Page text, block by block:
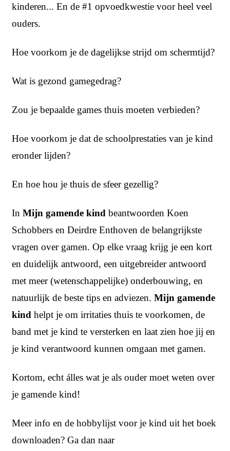
kinderen... En de #1 opvoedkwestie voor heel veel
ouders.
Hoe voorkom je de dagelijkse strijd om schermtijd?
Wat is gezond gamegedrag?
Zou je bepaalde games thuis moeten verbieden?
Hoe voorkom je dat de schoolprestaties van je kind
eronder lijden?
En hoe hou je thuis de sfeer gezellig?
In Mijn gamende kind beantwoorden Koen
Schobbers en Deirdre Enthoven de belangrijkste
vragen over gamen. Op elke vraag krijg je een kort
en duidelijk antwoord, een uitgebreider antwoord
met meer (wetenschappelijke) onderbouwing, en
natuurlijk de beste tips en adviezen. Mijn gamende
kind helpt je om irritaties thuis te voorkomen, de
band met je kind te versterken en laat zien hoe jij en
je kind verantwoord kunnen omgaan met gamen.
Kortom, echt álles wat je als ouder moet weten over
je gamende kind!
Meer info en de hobbylijst voor je kind uit het boek
downloaden? Ga dan naar